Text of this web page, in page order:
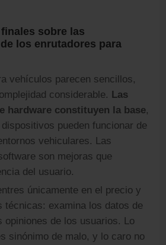
sobre las
los enrutadores para
vehículos parecen sencillos,
considerable. Las
hardware constituyen la base,
pueden funcionar de
vehiculares. Las
son mejoras que
del usuario.
únicamente en el precio y
técnicas: examina los datos de
opiniones de los usuarios. Lo
sinónimo de malo, y lo caro no